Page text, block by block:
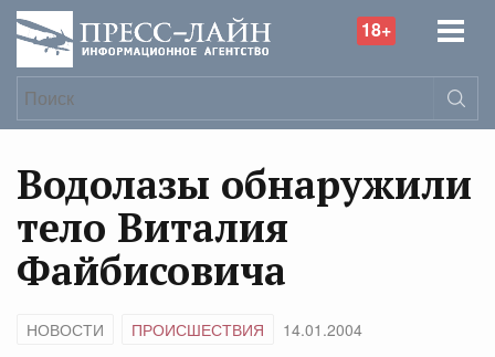
18+
Водолазы обнаружили
тело Виталия
Файбисовича
НОВОСТИ ПРОИСШЕСТВИЯ 14.01.2004